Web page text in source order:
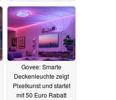
Govee: Smarte
Deckenleuchte zeigt
Pixelkunst und startet
mit 50 Euro Rabatt